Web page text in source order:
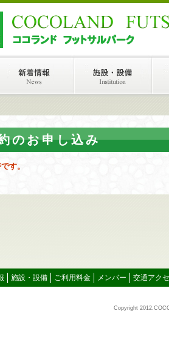
のお申し込み
す。
施設・設備 ご利用料金 メンバー 交通アク
Copyright